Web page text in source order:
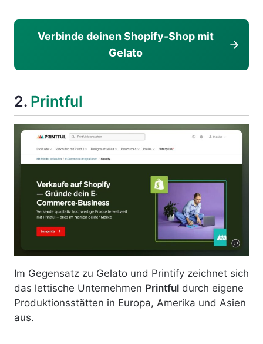
Verbinde deinen Shopify-Shop mit
Gelato
2. Printful
Im Gegensatz zu Gelato und Printify zeichnet sich
das lettische Unternehmen Printful durch eigene
Produktionsstätten in Europa, Amerika und Asien
aus.